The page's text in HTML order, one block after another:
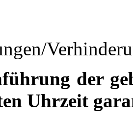
der
Uhrzeit